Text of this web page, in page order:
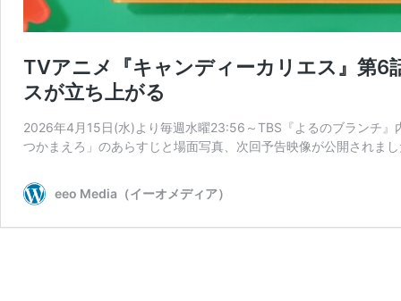
TVアニメ『キャンディーカリエス』第
スが立ち上がる
2026年4月15日(水)より毎週水曜23:56～TBS『よるのブランチ
つかまえろ」のあらすじと場面写真、次回予告映像が公開されま
eeo Media（イーオメディア）